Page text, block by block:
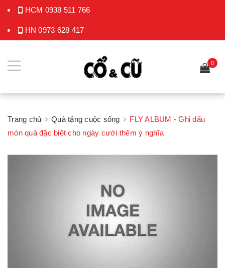
HCM 0938 511 766
HN0973 628 417
0
Trang chủ Quà tặng cuộc sống
FLY ALBUM - Ghi dấu
món quà đặc biệt cho ngày cưới thêm ý nghĩa